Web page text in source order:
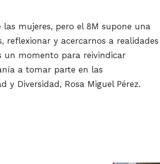
mujeres, pero el 8M supone una
y acercarnos a realidades
un momento para reivindicar
a tomar parte en las
y Diversidad, Rosa Miguel Pérez.